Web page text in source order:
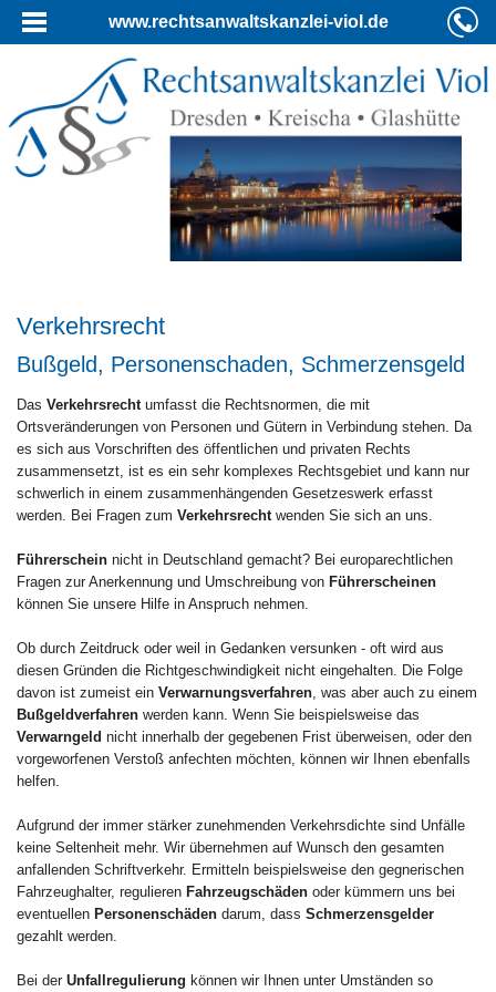
www.rechtsanwaltskanzlei-viol.de
Verkehrsrecht
Bußgeld, Personenschaden, Schmerzensgeld
Das Verkehrsrecht umfasst die Rechtsnormen, die mit
Ortsveränderungen von Personen und Gütern in Verbindung stehen. Da
es sich aus Vorschriften des öffentlichen und privaten Rechts
zusammensetzt, ist es ein sehr komplexes Rechtsgebiet und kann nur
schwerlich in einem zusammenhängenden Gesetzeswerk erfasst
werden. Bei Fragen zum Verkehrsrecht wenden Sie sich an uns.
Führerschein nicht in Deutschland gemacht? Bei europarechtlichen
Fragen zur Anerkennung und Umschreibung von Führerscheinen
können Sie unsere Hilfe in Anspruch nehmen.
Ob durch Zeitdruck oder weil in Gedanken versunken - oft wird aus
diesen Gründen die Richtgeschwindigkeit nicht eingehalten. Die Folge
davon ist zumeist ein Verwarnungsverfahren , was aber auch zu einem
Bußgeldverfahren werden kann. Wenn Sie beispielsweise das
Verwarngeld nicht innerhalb der gegebenen Frist überweisen, oder den
vorgeworfenen Verstoß anfechten möchten, können wir Ihnen ebenfalls
helfen.
Aufgrund der immer stärker zunehmenden Verkehrsdichte sind Unfälle
keine Seltenheit mehr. Wir übernehmen auf Wunsch den gesamten
anfallenden Schriftverkehr. Ermitteln beispielsweise den gegnerischen
Fahrzeughalter, regulieren Fahrzeugschäden oder kümmern uns bei
eventuellen Personenschäden darum, dass Schmerzensgelder
gezahlt werden.
Bei der Unfallregulierung können wir Ihnen unter Umständen so